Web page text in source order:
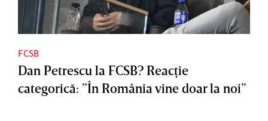
FCSB
Dan Petrescu la FCSB? Reacţie
categorică: ”În România vine doar la noi”